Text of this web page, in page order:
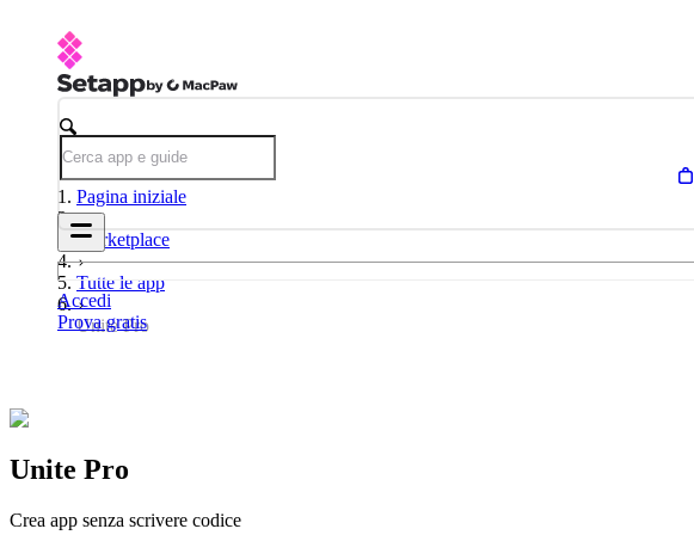
Accedi
Prova gratis
Pagina iniziale
Marketplace
Tutte le app
Unite Pro
Unite Pro
Crea app senza scrivere codice